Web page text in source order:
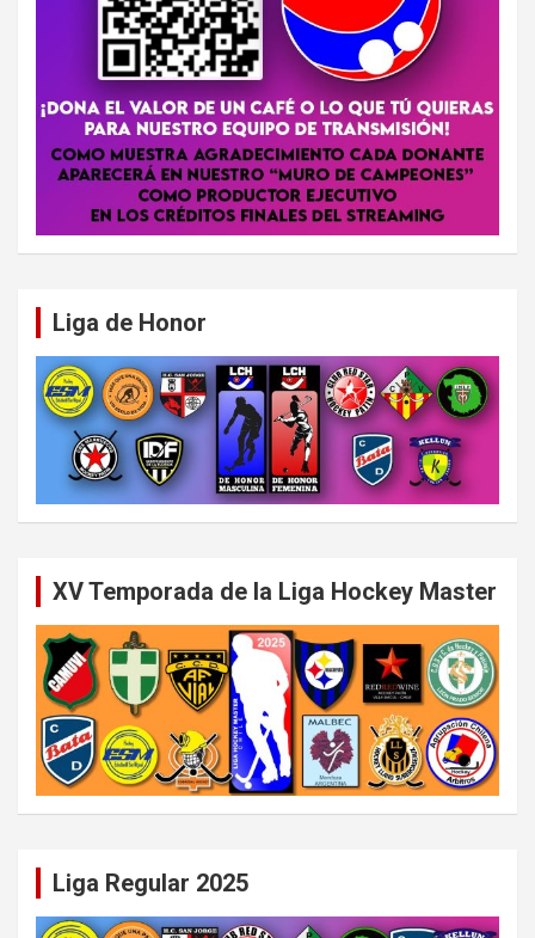
Liga de Honor
XV Temporada de la Liga Hockey Master
Liga Regular 2025